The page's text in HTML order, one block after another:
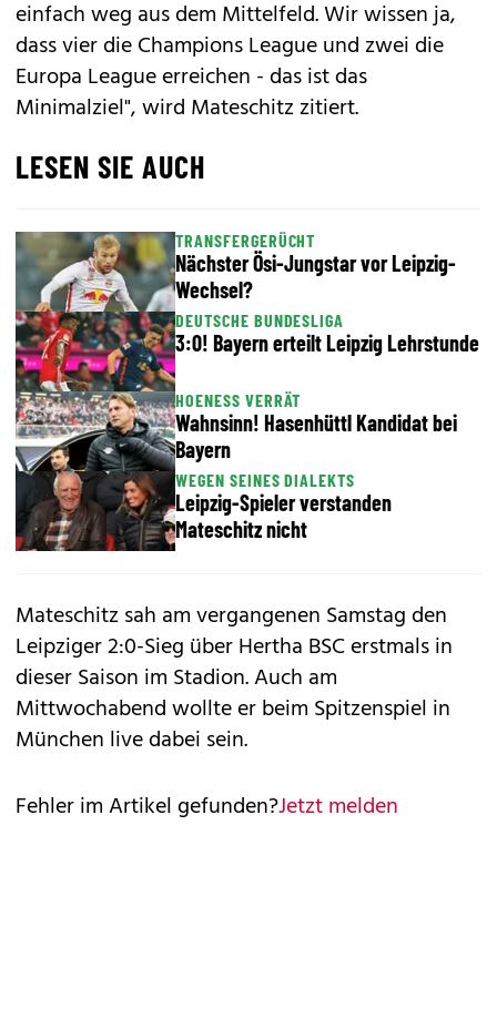
einfach weg aus dem Mittelfeld. Wir wissen ja,
dass vier die Champions League und zwei die
Europa League erreichen - das ist das
Minimalziel", wird Mateschitz zitiert.
LESEN SIE AUCH
TRANSFERGERÜCHT
Nächster Ösi-Jungstar vor Leipzig-
Wechsel?
DEUTSCHE BUNDESLIGA
3:0! Bayern erteilt Leipzig Lehrstunde
HOENESS VERRÄT
Wahnsinn! Hasenhüttl Kandidat bei
Bayern
WEGEN SEINES DIALEKTS
Leipzig-Spieler verstanden
Mateschitz nicht
Mateschitz sah am vergangenen Samstag den
Leipziger 2:0-Sieg über Hertha BSC erstmals in
dieser Saison im Stadion. Auch am
Mittwochabend wollte er beim Spitzenspiel in
München live dabei sein.
Fehler im Artikel gefunden?Jetzt melden